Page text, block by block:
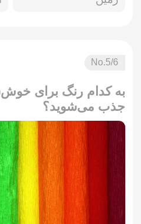
No.5/6
به کدام رنگ برای
جذب می‌شوید؟